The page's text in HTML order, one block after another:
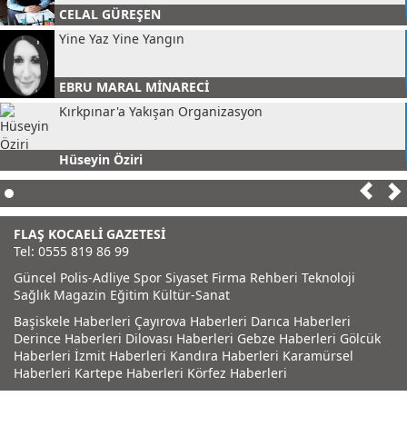
CELAL GÜREŞEN
Yine Yaz Yine Yangın
EBRU MARAL MİNARECİ
Kırkpınar'a Yakışan Organizasyon
Hüseyin Öziri
FLAŞ KOCAELİ GAZETESİ
Tel: 0555 819 86 99
Güncel Polis-Adliye Spor Siyaset Firma Rehberi Teknoloji
Sağlık Magazin Eğitim Kültür-Sanat
Başiskele Haberleri Çayırova Haberleri Darıca Haberleri
Derince Haberleri Dilovası Haberleri Gebze Haberleri Gölcük
Haberleri İzmit Haberleri Kandıra Haberleri Karamürsel
Haberleri Kartepe Haberleri Körfez Haberleri